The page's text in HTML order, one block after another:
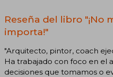
Reseña del libro "¡No
importa!"
"Arquitecto, pintor, coach
Ha trabajado con foco en el
decisiones que tomamos o